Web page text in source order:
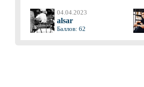
04.04.2023
alsar
Баллов: 62